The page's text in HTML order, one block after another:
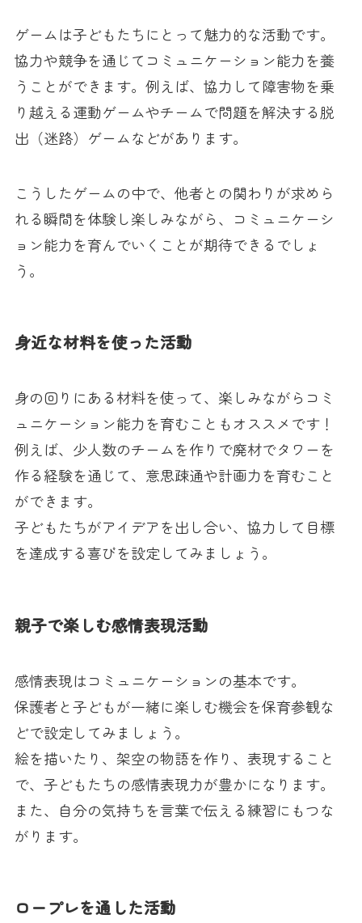
ゲームは子どもたちにとって魅力的な活動です。
協力や競争を通じてコミュニケーション能力を養
うことができます。例えば、協力して障害物を乗
り越える運動ゲームやチームで問題を解決する脱
出（迷路）ゲームなどがあります。
こうしたゲームの中で、他者との関わりが求めら
れる瞬間を体験し楽しみながら、コミュニケーシ
ョン能力を育んでいくことが期待できるでしょ
う。
身近な材料を使った活動
身の回りにある材料を使って、楽しみながらコミ
ュニケーション能力を育むこともオススメです！
例えば、少人数のチームを作りで廃材でタワーを
作る経験を通じて、意思疎通や計画力を育むこと
ができます。
子どもたちがアイデアを出し合い、協力して目標
を達成する喜びを設定してみましょう。
親子で楽しむ感情表現活動
感情表現はコミュニケーションの基本です。
保護者と子どもが一緒に楽しむ機会を保育参観な
どで設定してみましょう。
絵を描いたり、架空の物語を作り、表現すること
で、子どもたちの感情表現力が豊かになります。
また、自分の気持ちを言葉で伝える練習にもつな
がります。
ロープレを通した活動